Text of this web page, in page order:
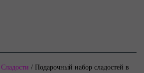
Сладости / Подарочный набор сладостей в